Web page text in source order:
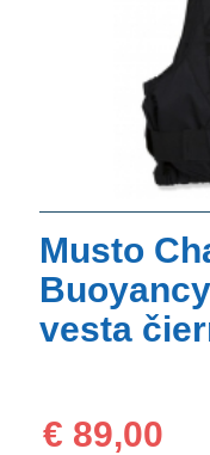
Musto
vesta
€ 89,00